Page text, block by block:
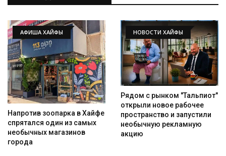
АФИША ХАЙФЫ
Напротив зоопарка в Хайфе
спрятался один из самых
необычных магазинов
города
НОВОСТИ ХАЙФЫ
Рядом с рынком "Тальпиот"
открыли новое рабочее
пространство и запустили
необычную рекламную
акцию